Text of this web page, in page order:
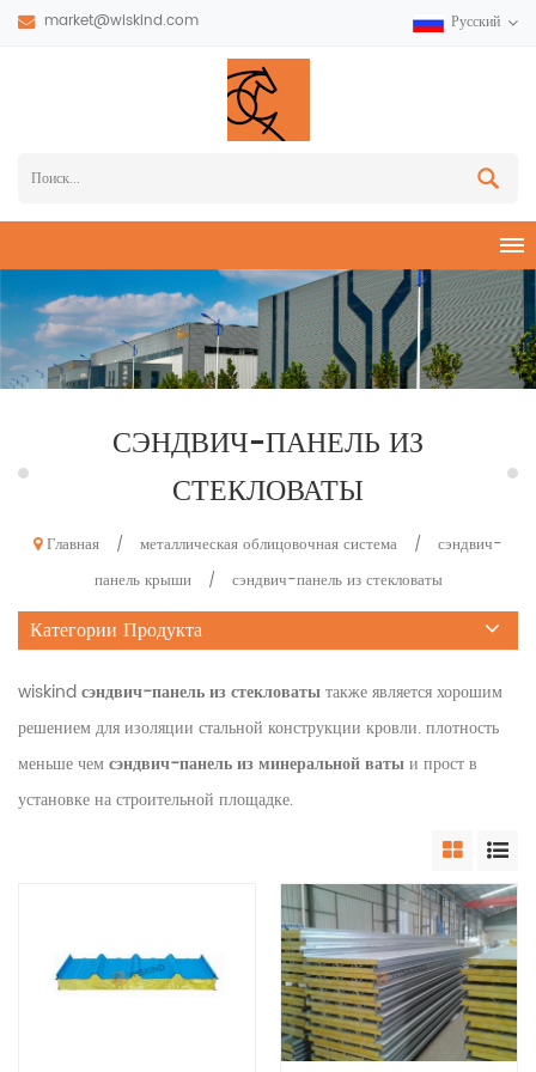
market@wiskind.com Русский
СЭНДВИЧ-ПАНЕЛЬ ИЗ
СТЕКЛОВАТЫ
Главная / металлическая облицовочная система /
сэндвич-
панель крыши
/ сэндвич-панель из стекловаты
Категории Продукта
wiskindсэндвич-панель из стекловатытакже является хорошим
решением для изоляции стальной конструкции кровли. плотность
меньше чемсэндвич-панель из минеральной ватыи прост в
установке на строительной площадке.